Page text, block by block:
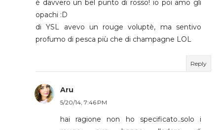
è davvero un bel punto di rosso! io poi amo gli
opachi :D
di YSL avevo un rouge voluptè, ma sentivo
profumo di pesca più che di champagne LOL
Reply
Aru
5/20/14, 7:46 PM
hai ragione non ho specificato..solo i